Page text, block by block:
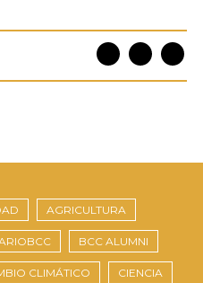
AGRICULTURA
BCC ALUMNI
CLIMÁTICO CIENCIA